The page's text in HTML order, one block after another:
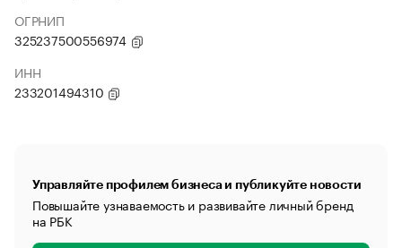
ОГРНИП
325237500556974
ИНН
233201494310
Управляйте профилем бизнеса и публикуйте новости
Повышайте узнаваемость и развивайте личный бренд
на РБК